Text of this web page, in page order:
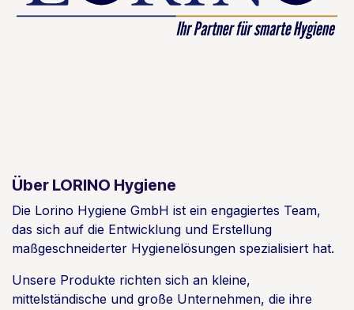
Über LORINO Hygiene
Die Lorino Hygiene GmbH ist ein engagiertes Team,
das sich auf die Entwicklung und Erstellung
maßgeschneiderter Hygienelösungen spezialisiert hat.
Unsere Produkte richten sich an kleine,
mittelständische und große Unternehmen, die ihre